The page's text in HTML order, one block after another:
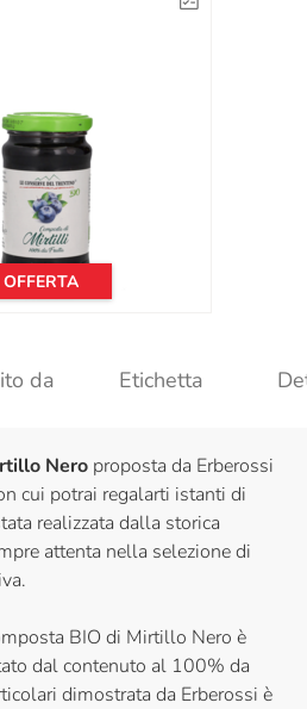
OFFERTA
da Etichetta
Nero proposta da Erberossi
cui potrai regalarti istanti di
realizzata dalla storica
attenta nella selezione di
BIO di Mirtillo Nero è
dal contenuto al 100% da
dimostrata da Erberossi è